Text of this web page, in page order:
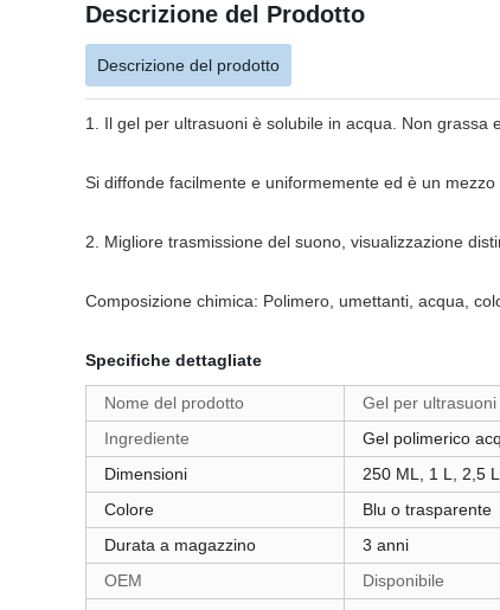
Descrizione del Prodotto
Descrizione del prodotto
1. Il gel per ultrasuoni è solubile in acqua. Non
Si diffonde facilmente e uniformemente ed è un
2. Migliore trasmissione del suono, visualizzazione
Composizione chimica: Polimero, umettanti, acqua,
Specifiche dettagliate
Nome del prodotto
Gel per ultrasuoni
Ingrediente
Gel polimerico
Dimensioni
250 ML, 1 L, 2,5
Colore
Blu o trasparente
Durata a magazzino
3 anni
OEM
Disponibile